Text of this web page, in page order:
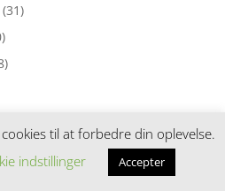
(31)
til at forbedre din oplevelse.
indstillinger Accepter